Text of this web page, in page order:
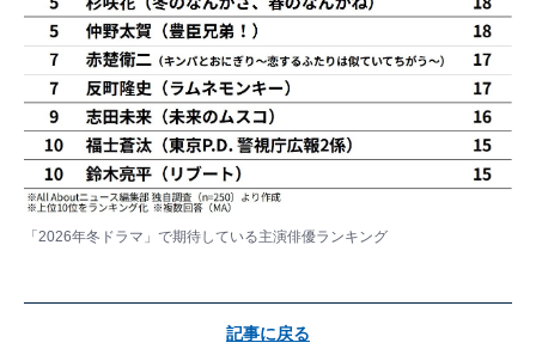
「2026年冬ドラマ」で期待している主演俳優ランキング
記事に戻る